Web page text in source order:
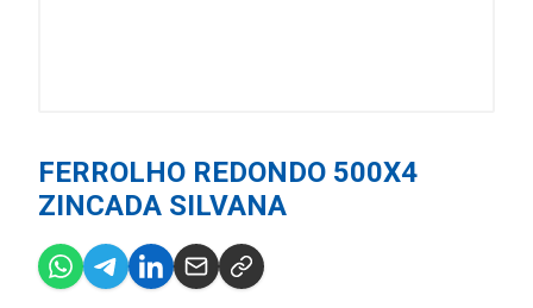
FERROLHO REDONDO 500X4
ZINCADA SILVANA